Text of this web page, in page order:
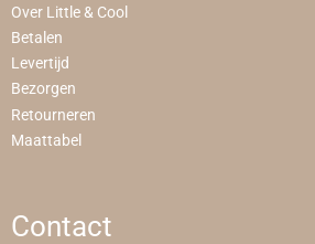
Over Little & Cool
Betalen
Levertijd
Bezorgen
Retourneren
Maattabel
Contact